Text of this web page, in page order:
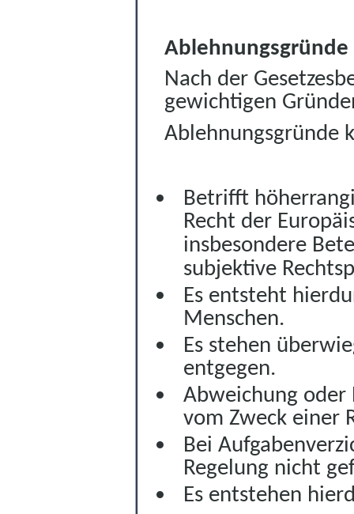
Ablehnungsgründe
Nach der
gewichtigen
Ablehnungsgründe
Betrifft
Recht der
insbesondere
subjektive
Es entsteht
Menschen.
Es stehen
entgegen.
Abweichung oder
vom Zweck einer
Bei
Regelung nicht
Es entstehen